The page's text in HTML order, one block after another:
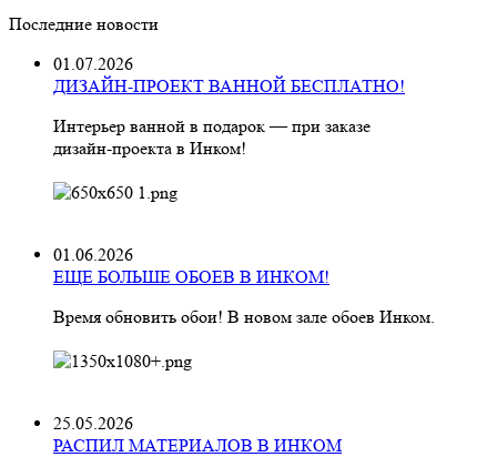
Последние новости
01.07.2026
ДИЗАЙН-ПРОЕКТ ВАННОЙ БЕСПЛАТНО!
Интерьер ванной в подарок — при заказе
дизайн‑проекта в Инком!
01.06.2026
ЕЩЕ БОЛЬШЕ ОБОЕВ В ИНКОМ!
Время обновить обои! В новом зале обоев Инком.
25.05.2026
РАСПИЛ МАТЕРИАЛОВ В ИНКОМ